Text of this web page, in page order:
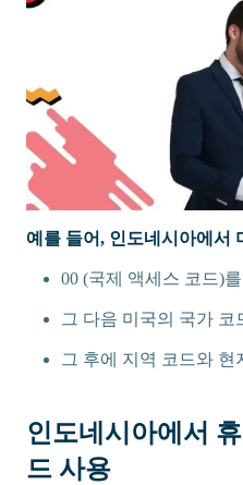
예를 들어, 인도네시아에서
00 (국제 액세스 코드)
그 다음 미국의 국가 코
그 후에 지역 코드와 현
인도네시아에서
드 사용